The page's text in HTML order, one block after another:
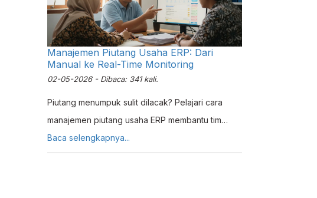
Manajemen Piutang Usaha ERP: Dari
Manual ke Real-Time Monitoring
02-05-2026 - Dibaca: 341 kali.
Piutang menumpuk sulit dilacak? Pelajari cara
manajemen piutang usaha ERP membantu tim
finance memantau tagihan kredit secara real-time
dan otomatis.
Baca selengkapnya...